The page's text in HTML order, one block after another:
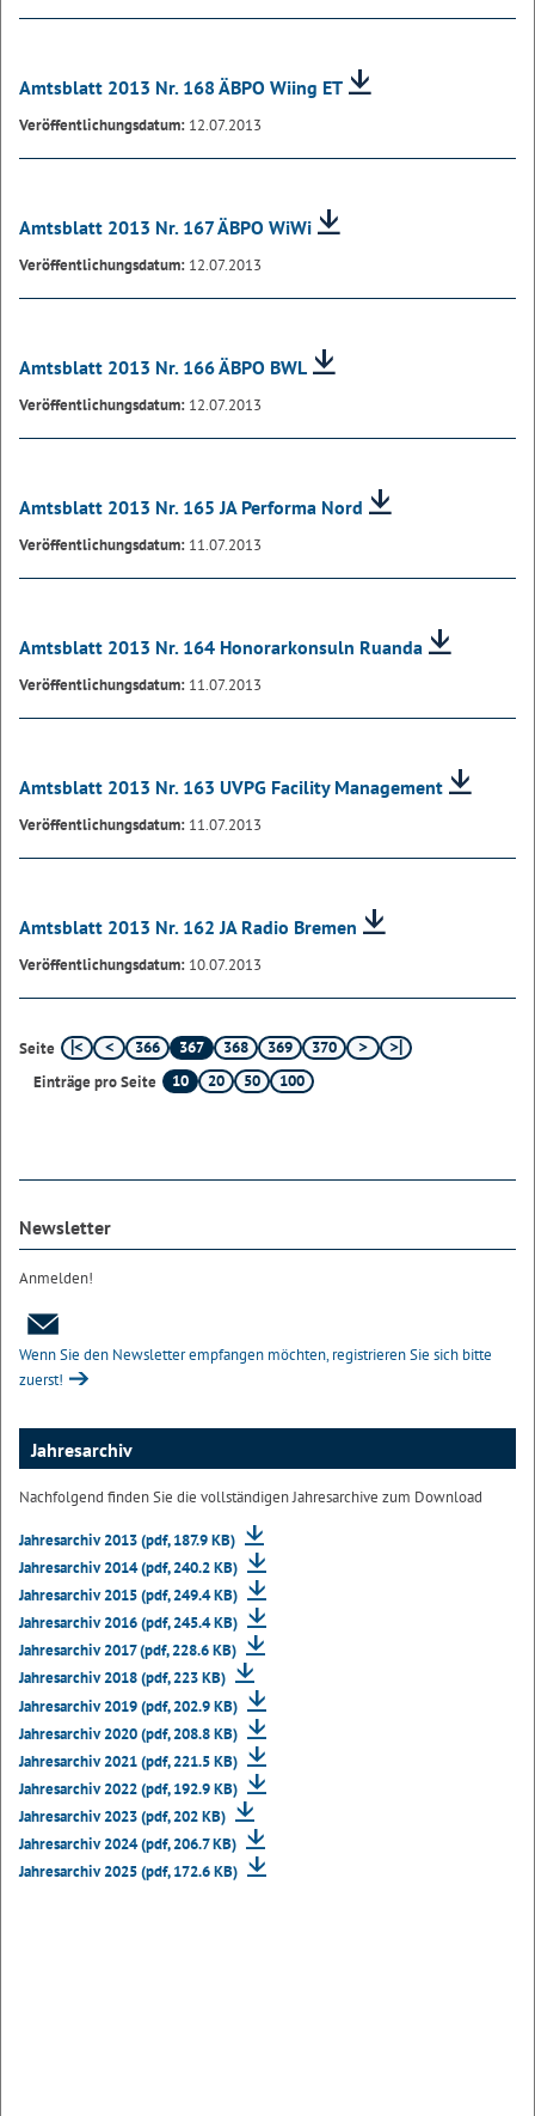
Amtsblatt 2013 Nr. 168 ÄBPO Wiing ET
Veröffentlichungsdatum: 12.07.2013
Amtsblatt 2013 Nr. 167 ÄBPO WiWi
Veröffentlichungsdatum: 12.07.2013
Amtsblatt 2013 Nr. 166 ÄBPO BWL
Veröffentlichungsdatum: 12.07.2013
Amtsblatt 2013 Nr. 165 JA Performa Nord
Veröffentlichungsdatum: 11.07.2013
Amtsblatt 2013 Nr. 164 Honorarkonsuln Ruanda
Veröffentlichungsdatum: 11.07.2013
Amtsblatt 2013 Nr. 163 UVPG Facility Management
Veröffentlichungsdatum: 11.07.2013
Amtsblatt 2013 Nr. 162 JA Radio Bremen
Veröffentlichungsdatum: 10.07.2013
Seite 366 367 368 369
370
Einträge pro Seite
10 20 50 100
Newsletter
Anmelden!
Wenn Sie den Newsletter empfangen möchten, registrieren Sie sich bitte
zuerst!
Jahresarchiv
Nachfolgend finden Sie die vollständigen Jahresarchive zum Download
Jahresarchiv 2013 (pdf, 187.9 KB)
Jahresarchiv 2014 (pdf, 240.2 KB)
Jahresarchiv 2015 (pdf, 249.4 KB)
Jahresarchiv 2016 (pdf, 245.4 KB)
Jahresarchiv 2017 (pdf, 228.6 KB)
Jahresarchiv 2018 (pdf, 223 KB)
Jahresarchiv 2019 (pdf, 202.9 KB)
Jahresarchiv 2020 (pdf, 208.8 KB)
Jahresarchiv 2021 (pdf, 221.5 KB)
Jahresarchiv 2022 (pdf, 192.9 KB)
Jahresarchiv 2023 (pdf, 202 KB)
Jahresarchiv 2024 (pdf, 206.7 KB)
Jahresarchiv 2025 (pdf, 172.6 KB)